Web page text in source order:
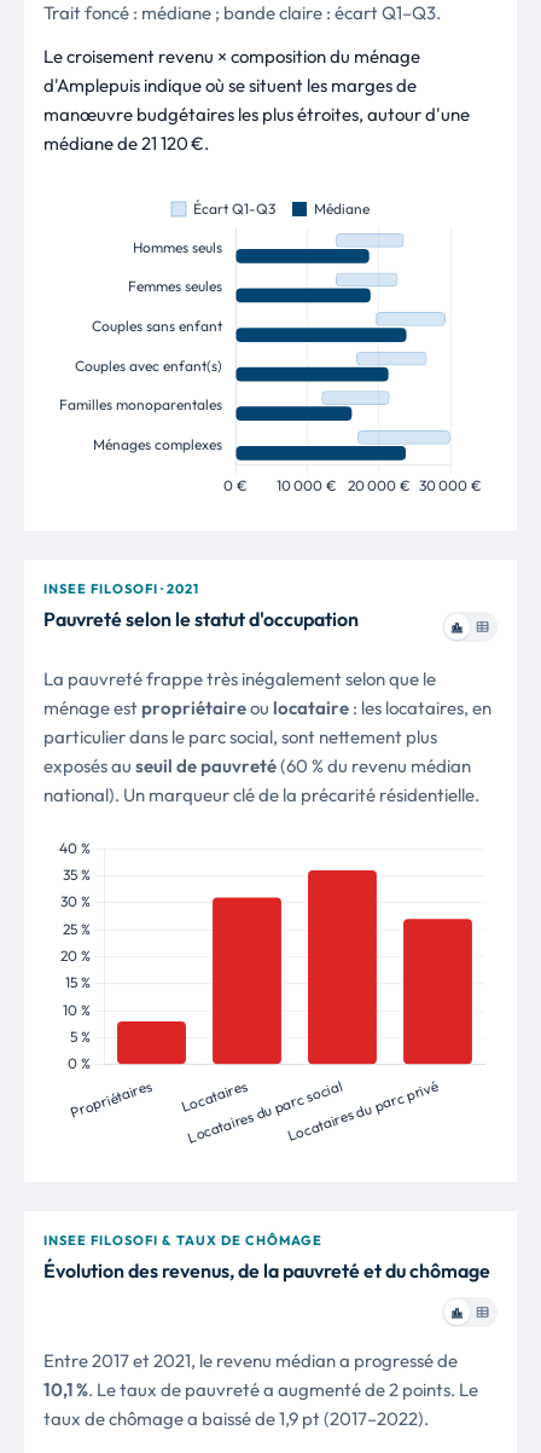
Trait foncé : médiane ; bande claire : écart Q1–Q3.
Le croisement revenu × composition du ménage
d'Amplepuis indique où se situent les marges de
manœuvre budgétaires les plus étroites, autour d'une
médiane de 21 120 €.
INSEE FILOSOFI · 2021
Pauvreté selon le statut d'occupation
La pauvreté frappe très inégalement selon que le
ménage estpropriétaireou locataire : les locataires, en
particulier dans le parc social, sont nettement plus
exposés au seuil de pauvreté(60 % du revenu médian
national). Un marqueur clé de la précarité résidentielle.
INSEE FILOSOFI & TAUX DE CHÔMAGE
Évolution des revenus, de la pauvreté et du chômage
Entre 2017 et 2021, le revenu médian a progressé de
10,1 %. Le taux de pauvreté a augmenté de 2 points. Le
taux de chômage a baissé de 1,9 pt (2017–2022).